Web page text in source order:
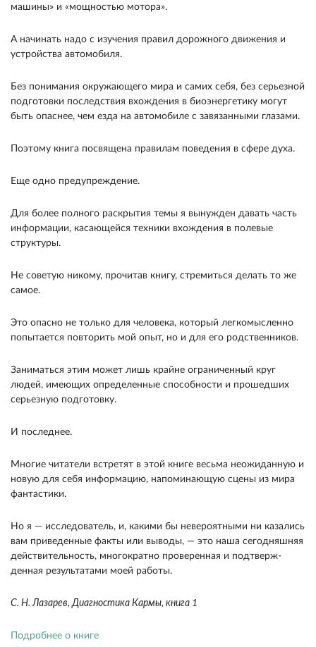
машины» и «мощностью мотора».
А начинать надо с изучения правил до­рожного движения и
устройства автомобиля.
Без понимания окружающего мира и самих себя, без серьезной
подготовки последствия вхож­дения в биоэнергетику могут
быть опаснее, чем езда на автомобиле с завязанными глазами.
По­этому книга посвящена правилам поведения в сфе­ре духа.
Еще одно предупреждение.
Для более полного раскрытия темы я вынужден давать часть
инфор­мации, касающейся техники вхождения в полевые
структуры.
Не советую никому, прочитав книгу, стремиться делать то же
самое.
Это опасно не только для человека, который легкомысленно
по­пытается повторить мой опыт, но и для его родст­венников.
Заниматься этим может лишь крайне ограниченный круг
людей, имеющих определен­ные способности и прошедших
серьезную подго­товку.
И последнее.
Многие читатели встретят в этой книге весьма неожиданную и
новую для себя ин­формацию, напоминающую сцены из мира
фанта­стики.
Но я — исследователь, и, какими бы неве­роятными ни казались
вам приведенные факты или выводы, — это наша сегодняшняя
действи­тельность, многократно проверенная и подтверж­
денная результатами моей работы.
С. Н. Лазарев, Диагностика Кармы, книга 1
Подробнее о книге